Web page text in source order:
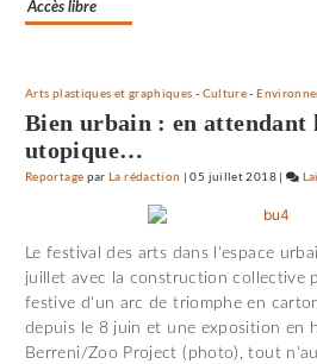
Accès libre
Arts plastiques et graphiques - Culture-
Bien urbain : en attendant
utopique…
Reportage parLa rédaction |05 juillet 2018|
Le festival des arts dans l'espace
juillet avec la construction collective
festive d'un arc de triomphe en
depuis le 8 juin et une exposition en
Berreni/Zoo Project (photo), tout